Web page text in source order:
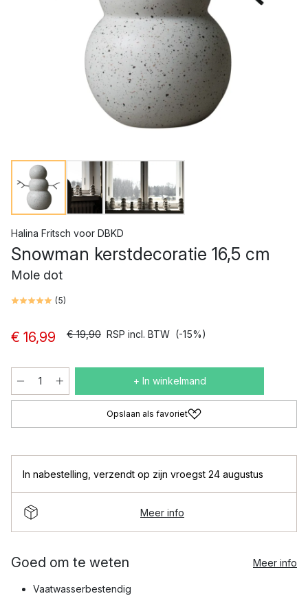
Halina Fritsch voor DBKD
Snowman kerstdecoratie 16,5 cm
Mole dot
(5)
€ 16,99 € 19,90 RSP incl. BTW (-15%)
+ In winkelmand
Opslaan als favoriet
In nabestelling verzendt op zijn vroegst 24 augustus
Meer info
Goed om te weten Meer info
Vaatwasserbestendig